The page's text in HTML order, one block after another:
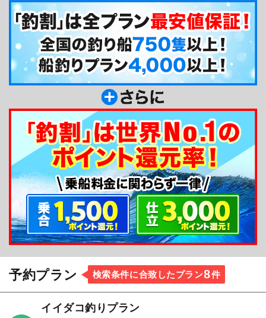
秘訣です。美しい瀬戸大橋を眺めながら釣りができ
る最高のロケーションの中、釣り仲間と楽しく釣る
もよし、一人でじっくり釣るもよしの釣り船です。
釣り船からのメッセージ
こんにちは、元浜港の内浜丸です。瀬戸内海は潮
の流れが早く地形も複雑なので面白い釣りができる
と思います。丁寧にご指導しますので、これから釣
りを始めたい方はぜひ当船で釣りを体験してくださ
い！船釣りは面白いし奥が深いですよ。
予約プラン 検索条件に合致したプラン8件
イイダコ釣りプラン